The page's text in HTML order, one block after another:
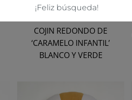
¡Feliz búsqueda!
KDACPR230502
COJIN REDONDO DE
‘CARAMELO INFANTIL’
BLANCO Y VERDE